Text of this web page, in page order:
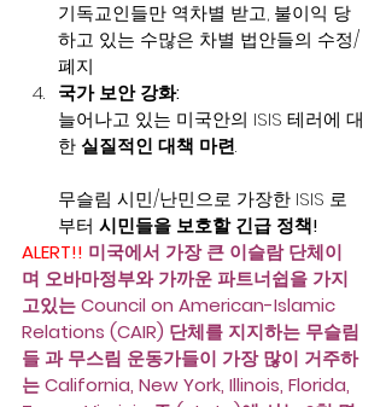
기독교인들만 역차별 받고, 불이익 당
하고 있는 수많은 차별 법안들의 수정/
폐지
국가 보안 강화:
늘어나고 있는 미국안의 ISIS 테러에 대
한 실질적인 대책 마련.
무슬림 시민/난민으로 가장한 ISIS 로
부터 시민들을 보호할 긴급 정책!
ALERT!! 미국에서 가장 큰 이슬람 단체이
며 오바마정부와 가까운 파트너쉽을 가지
고있는 Council on American-Islamic
Relations (CAIR) 단체를 지지하는 무슬림
들 과 무스림 운동가들이 가장 많이 거주하
는 California, New York, Illinois, Florida,